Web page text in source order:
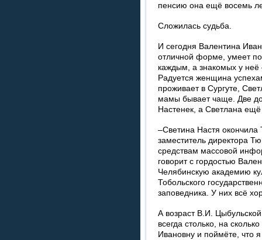
пенсию она ещё восемь
Сложилась судьба.
И сегодня Валентина
отличной форме, умеет
каждым, а знакомых у
Радуется женщина
проживает в Сургуте,
мамы бывает чаще. Две
Настенек, а Светлана
–Светина Настя
заместитель директора
средствам массовой
говорит с гордостью
Челябинскую академию
Тобольского
заповедника. У них всё
А возраст В.И.
всегда столько, на
Ивановну и поймёте, что